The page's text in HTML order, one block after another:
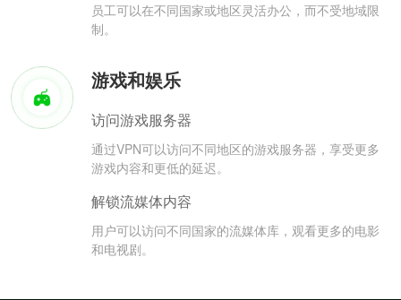
员工可以在不同国家或地区灵活办公，而不受地域限
制。
游戏和娱乐
访问游戏服务器
通过VPN可以访问不同地区的游戏服务器，享受更多
游戏内容和更低的延迟。
解锁流媒体内容
用户可以访问不同国家的流媒体库，观看更多的电影
和电视剧。